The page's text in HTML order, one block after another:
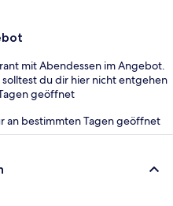
mit Abendessen im Angebot.
du dir hier nicht entgehen
geöffnet
an bestimmten Tagen geöffnet